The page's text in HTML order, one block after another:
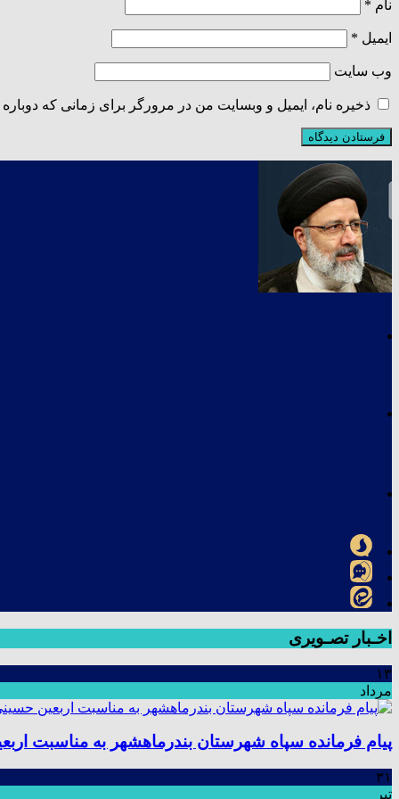
نام *
ایمیل *
وب‌ سایت
ذخیره نام، ایمیل و وبسایت من در مرورگر برای زمانی که
اخـبار تصـویری
۱۳
مرداد
پیام فرمانده سپاه شهرستان بندرماهشهر به مناسبت
۳۱
تیر